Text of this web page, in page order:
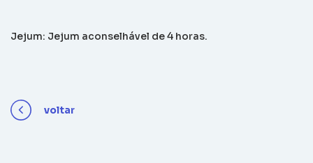
Jejum: Jejum aconselhável de 4 horas.
voltar